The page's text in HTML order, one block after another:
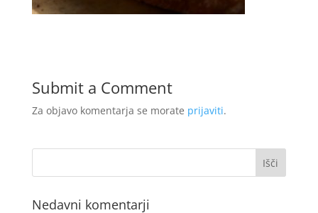
Submit a Comment
Za objavo komentarja se morate prijaviti.
Nedavni komentarji